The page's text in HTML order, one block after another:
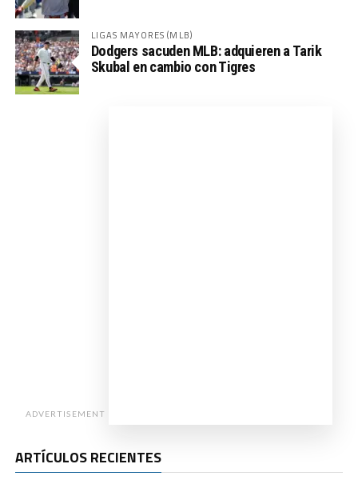
LIGAS MAYORES (MLB)
Dodgers sacuden MLB: adquieren a Tarik
Skubal en cambio con Tigres
ADVERTISEMENT
ARTÍCULOS RECIENTES